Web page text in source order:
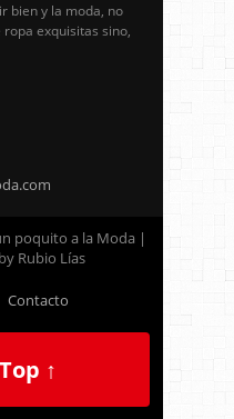
bien y la moda, no
exquisitas sino,
poquito a la Moda |
Rubio Lías
Contacto
↑